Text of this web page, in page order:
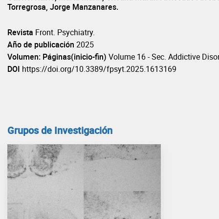
Torregrosa, Jorge Manzanares.
Revista Front. Psychiatry.
Año de publicación 2025
Volumen: Páginas(inicio-fin) Volume 16 - Sec. Addictive
DOI https://doi.org/10.3389/fpsyt.2025.1613169
Grupos de Investigación